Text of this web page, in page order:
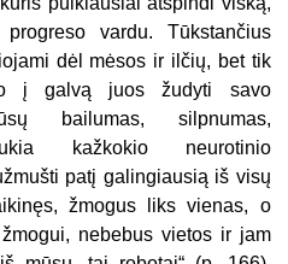
vardu. Tūkstančius
dėl mėsos ir ilčių, bet tik
į galvą juos žudyti savo
bailumas, silpnumas,
kažkokio neurotinio
patį galingiausią iš visų
žmogus liks vienas, o
nebebus vietos ir jam